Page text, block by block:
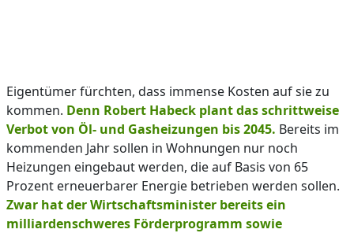
Eigentümer fürchten, dass immense Kosten auf sie zu
kommen. Denn Robert Habeck plant das schrittweise
Verbot von Öl- und Gasheizungen bis 2045. Bereits im
kommenden Jahr sollen in Wohnungen nur noch
Heizungen eingebaut werden, die auf Basis von 65
Prozent erneuerbarer Energie betrieben werden sollen.
Zwar hat der Wirtschaftsminister bereits ein
milliardenschweres Förderprogramm sowie